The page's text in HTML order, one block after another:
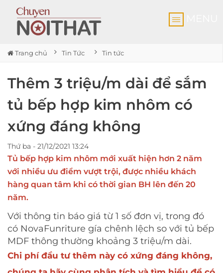
Trang chủ Tin Tức Tin tức
Thêm 3 triệu/m dài để sắm
tủ bếp hợp kim nhôm có
xứng đáng không
Thứ ba - 21/12/2021 13:24
Tủ bếp hợp kim nhôm mới xuất hiện hơn 2 năm
với nhiều ưu điểm vượt trội, được nhiều khách
hàng quan tâm khi có thời gian BH lên đến 20
năm.
Với thông tin báo giá từ 1 số đơn vị, trong đó
có NovaFunriture gía chênh lệch so với tủ bếp
MDF thông thường khoảng 3 triệu/m dài.
Chi phí đầu tư thêm này có xứng đáng không,